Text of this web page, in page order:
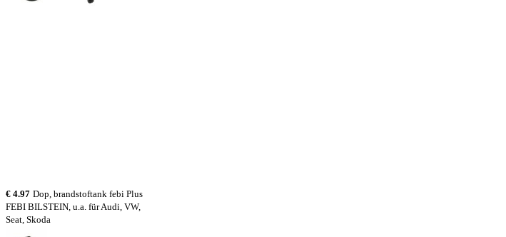
€ 4.97 Dop, brandstoftank febi Plus
FEBI BILSTEIN, u.a. für Audi, VW,
Seat, Skoda